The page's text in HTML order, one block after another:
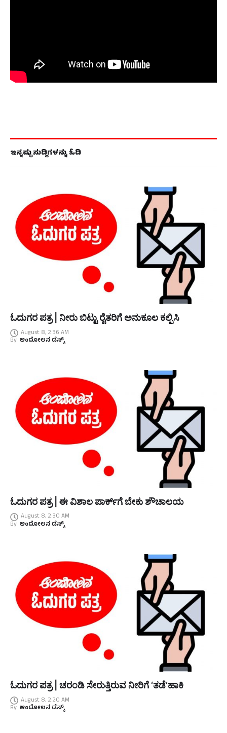
ಇನ್ನಷ್ಟು ಸುದ್ದಿಗಳನ್ನು ಓದಿ
ಓದುಗರ ಪತ್ರ | ನೀರು ಬಿಟ್ಟು ರೈತರಿಗೆ ಅನುಕೂಲ ಕಲ್ಪಿಸಿ
August 8, 2:36 AM
By ಆಂದೋಲನ ಡೆಸ್ಕ್
ಓದುಗರ ಪತ್ರ | ಈ ವಿಶಾಲ ಪಾರ್ಕ್‌ಗೆ ಬೇಕು ಶೌಚಾಲಯ
August 8, 2:30 AM
By ಆಂದೋಲನ ಡೆಸ್ಕ್
ಓದುಗರ ಪತ್ರ | ಚರಂಡಿ ಸೇರುತ್ತಿರುವ ನೀರಿಗೆ ‘ತಡೆ’ಹಾಕಿ
August 8, 2:20 AM
By ಆಂದೋಲನ ಡೆಸ್ಕ್